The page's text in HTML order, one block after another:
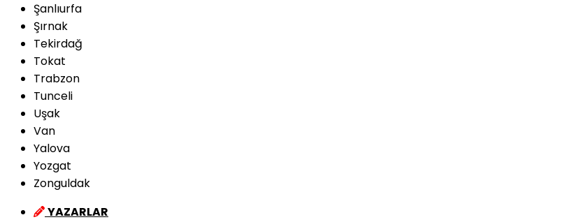
Şanlıurfa
Şırnak
Tekirdağ
Tokat
Trabzon
Tunceli
Uşak
Van
Yalova
Yozgat
Zonguldak
YAZARLAR